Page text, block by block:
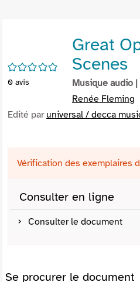
/5
0 avis
Great
Scenes
Musique audio
Renée Fleming
Edité par universal / decca
Vérification des exemplaires
Consulter en ligne
Consulter le document
Se procurer le document